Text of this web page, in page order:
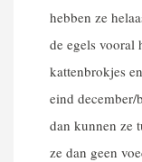
hebben ze
de egels vooral
kattenbrokjes
eind
dan kunnen ze
ze dan geen